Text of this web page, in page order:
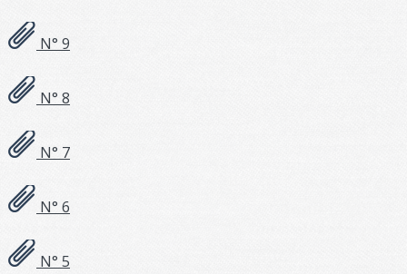
N° 9
N° 8
N° 7
N° 6
N° 5